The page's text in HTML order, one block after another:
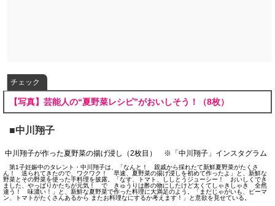
チェック
【写真】芸能人の“夏野菜レシピ”がおいしそう！（8枚）
■中川翔子
中川翔子が作った夏野菜の揚げ浸し（2枚目） ※「中川翔子」インスタグラム
第1子妊娠中のタレント・中川翔子は、「なんと！ 親戚から採れたて新鮮夏野菜がたくさ
ん！ 送られてきたので、ワクワク！ 早速、夏野菜の揚げ浸しを初めて作ったよ」と、新鮮な
野菜とその野菜を使った手料理を披露。「なす、トマト、ししとうジューシー！ おいしくでき
ました、やっぱりかたちが元気！ で きゅうりは酢の物にしたけど太くてしゃきしゃき 全然
違う！ 味濃い！」と、新鮮な夏野菜で作った料理に大満足のよう。「まだじゃがいも、ピーマ
ン、トマトがたくさんあるから またお料理なにするか考えます！」と意欲を見せている。